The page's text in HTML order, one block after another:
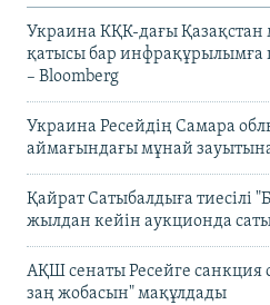
Украина КҚК-дағы
қатысы бар инфрақұрылымға
– Bloomberg
Украина Ресейдің Самара
аймағындағы мұнай
Қайрат Сатыбалдыға тиесілі
жылдан кейін аукционда
АҚШ сенаты Ресейге санкция
заң жобасын" мақұлдады